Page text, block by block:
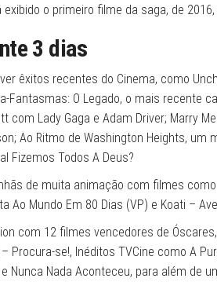
o primeiro filme da saga, de
3 dias
êxitos recentes do Cinema, como
Fantasmas: O Legado, o mais recente
com Lady Gaga e Adam Driver; Marry
Ao Ritmo de Washington Heights, um
Fizemos Todos A Deus?
de muita animação com filmes como
Ao Mundo Em 80 Dias (VP) e Koati –
com 12 filmes vencedores de
Procura-se!, Inéditos TVCine como A
Nunca Nada Aconteceu, para além de